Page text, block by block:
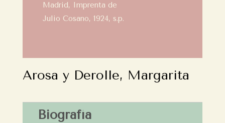
Madrid, Imprenta de
Julio Cosano, 1924, s.p.
Arosa y Derolle, Margarita
Biografía